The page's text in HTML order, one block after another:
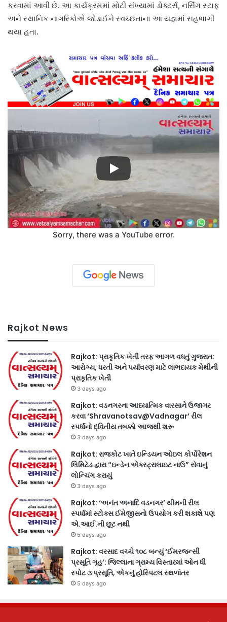
કરવામાં આવી છે. આ કાર્યક્રમમાં મોટી સંખ્યામાં ડોક્ટર્સ, નર્સિંગ સ્ટાફ
અને સ્થાનિક નાગરિકોએ જોડાઈને સ્વચ્છતાના આ યજ્ઞમાં સહભાગી
થયા હતા.
Sorry, there was a YouTube error.
Rajkot News
Rajkot: પ્રાકૃતિક ખેતી તરફ આગળ વધતું ગુજરાત:
આરોગ્ય, ધરતી અને પર્યાવરણ માટે લાભદાયક મેથીની
પ્રાકૃતિક ખેતી
3 days ago
Rajkot: વડનગરના આધ્યાત્મિક વારસાને ઉજાગર
કરવા ‘Shravanotsav@Vadnagar’ રીલ
સ્પર્ધાનો દ્વિતીય તબક્કો આજથી શરૂ
3 days ago
Rajkot: રાજકોટ ખાતે ઇન્ડિયન ઓઇલ કોર્પોરેશન
લિમિટેડ દ્વારા “ઇન્ડેન એક્સ્ટ્રાલાઇટ નાઉ” સેવાનું
લોન્ચિંગ કરાયું
3 days ago
Rajkot: ‘અનંત અનાદિ વડનગર’ થીમની રીલ
સ્પર્ધામાં સ્ટોક્સ ઈમેજીસનો ઉપયોગ કરી શકાશે પણ
એ.આઈ.ની છૂટ નથી
5 days ago
Rajkot: વરસાદ વચ્ચે ૧૦૮ બન્યું ‘ઈમરજન્સી
પ્રસૂતિ ગૃહ’: જિલ્લાના ગ્રામ્ય વિસ્તારમાં ઓન ધી
સ્પોટ ૩ પ્રસૂતિ, એકનું હોસ્પિટલ સ્થળાંતર
5 days ago